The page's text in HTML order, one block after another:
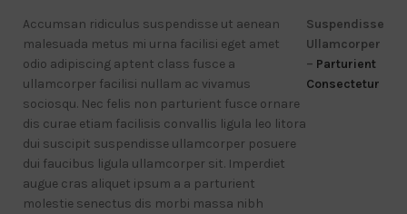
Accumsan ridiculus suspendisse ut aenean
malesuada metus mi urna facilisi eget amet
odio adipiscing aptent class fusce a
ullamcorper facilisi nullam ac vivamus
sociosqu. Nec felis non parturient fusce ornare
dis curae etiam facilisis convallis ligula leo litora
dui suscipit suspendisse ullamcorper posuere
dui faucibus ligula ullamcorper sit. Imperdiet
augue cras aliquet ipsum a a parturient
molestie senectus dis morbi massa nibh
Suspendisse
Ullamcorper
– Parturient
Consectetur